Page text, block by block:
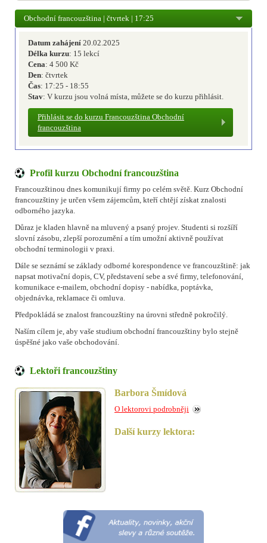
Obchodní francouzština | čtvrtek | 17:25
Datum zahájení 20.02.2025
Délka kurzu: 15 lekcí
Cena: 4 500 Kč
Den: čtvrtek
Čas: 17:25 - 18:55
Stav: V kurzu jsou volná místa, můžete se do kurzu přihlásit.
Přihlásit se do kurzu Francouzština Obchodní
francouzština
Profil kurzu Obchodní francouzština
Francouzštinou dnes komunikují firmy po celém světě. Kurz Obchodní
francouzštiny je určen všem zájemcům, kteří chtějí získat znalosti
odborného jazyka.
Důraz je kladen hlavně na mluvený a psaný projev. Studenti si rozšíří
slovní zásobu, zlepší porozumění a tím umožní aktivně používat
obchodní terminologii v praxi.
Dále se seznámí se základy odborné korespondence ve francouzštině: jak
napsat motivační dopis, CV, představení sebe a své firmy, telefonování,
komunikace e-mailem, obchodní dopisy - nabídka, poptávka,
objednávka, reklamace či omluva.
Předpokládá se znalost francouzštiny na úrovni středně pokročilý.
Naším cílem je, aby vaše studium obchodní francouzštiny bylo stejně
úspěšné jako vaše obchodování.
Lektoři francouzštiny
Barbora Šmídová
O lektorovi podrobněji
Další kurzy lektora: